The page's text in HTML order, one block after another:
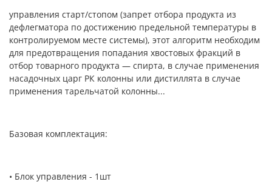
управления старт/стопом (запрет отбора продукта из
дефлегматора по достижению предельной температуры в
контролируемом месте системы), этот алгоритм необходим
для предотвращения попадания хвостовых фракций в
отбор товарного продукта — спирта, в случае применения
насадочных царг РК колонны или дистиллята в случае
применения тарельчатой колонны...
Базовая комплектация:
• Блок управления - 1шт